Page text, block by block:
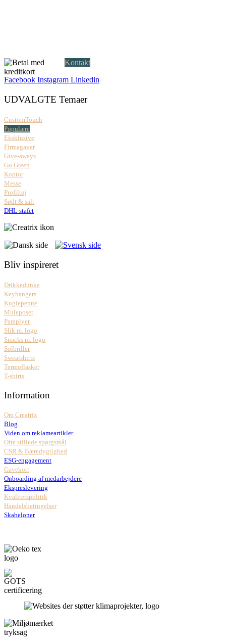
Kontakt
Facebook Instagram Linkedin
UDVALGTE Temaer
CustomTouch
Populære
Eksklusive
Firmagaver
Give-aways
Go Green
Kontor
Messe
Profiltøj
Sødt & salt
DHL-stafet
Bliv inspireret
Drikkedunke
Keyhangers
Kuglepenne
Muleposer
Paraplyer
Slik m. logo
Snacks m. logo
Solbriller
Sweatshirts
Termoflasker
T-shirts
Information
Om Creatrix
Blog
Viden om reklameartikler
Ofte stillede spørgsmål
CSR & Bæredygtighed
ESG-engagement
Gavekort
Onboarding af medarbejdere
Ekspreslevering
Kvalitetspolitik
Handelsbetingelser
Skabeloner